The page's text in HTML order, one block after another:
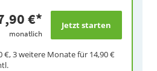
€*
monatlich
€, 3 weitere Monate für 14,90 €